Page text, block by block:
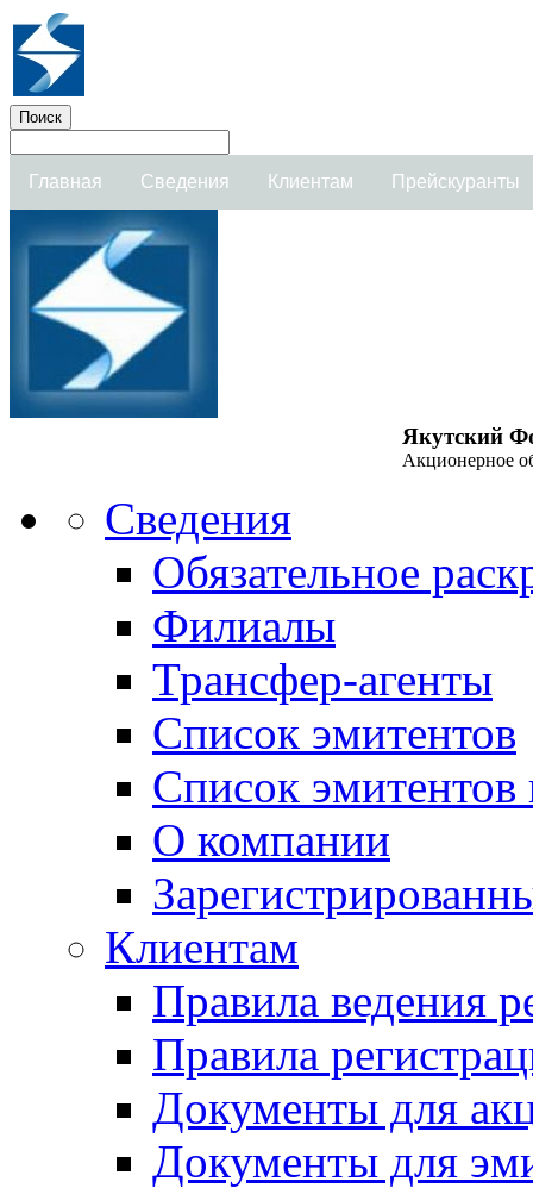
Главная Сведения Клиентам Прейскуранты
Якутский
Акционерное
Сведения
Обязательное
Филиалы
Трансфер-агенты
Список эмитентов
Список эмитентов
О компании
Клиентам
Правила ведения
Правила
Документы для
Документы для